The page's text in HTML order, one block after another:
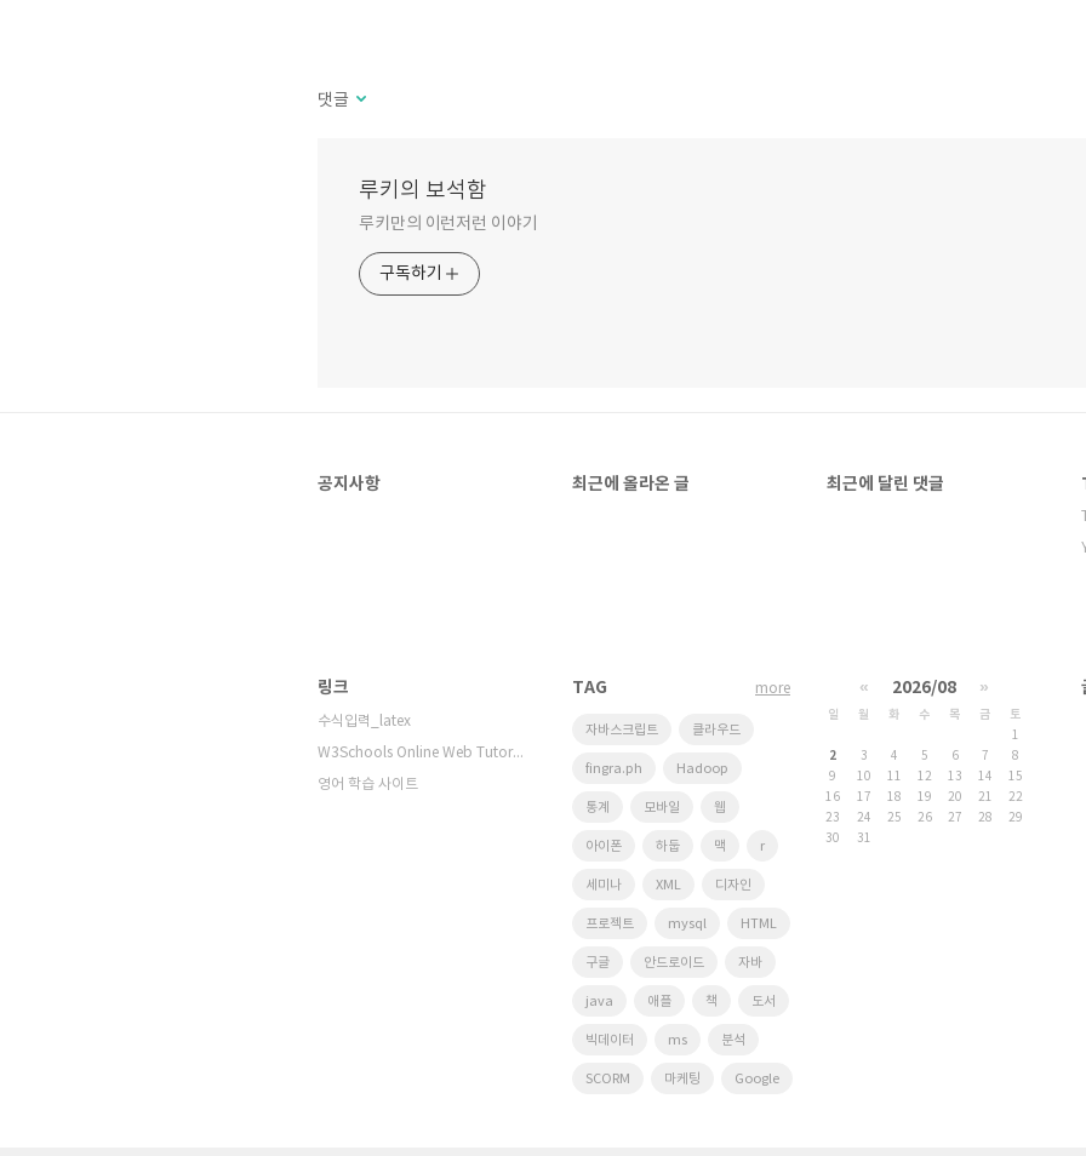
댓글
루키의 보석함
루키만의 이런저런 이야기
구독하기
공지사항 최근에 올라온 글 최근에 달린 댓글
링크
수식입력_latex
W3Schools Online Web Tutorials
영어 학습 사이트
TAG
자바스크립트 클라우드
fingra.ph Hadoop
통계 모바일 웹
아이폰 하둡 맥 r
세미나 XML 디자인
프로젝트 mysql HTML
구글 안드로이드 자바
java 애플 책 도서
빅데이터 ms 분석
SCORM 마케팅 Google
more « 2026/08 »
일 월 화 수 목 금
토
1
2
3 4 5 6 7
8
9
10 11 12 13 14
15
16
17 18 19 20 21
22
23
24 25 26 27 28
29
30
31